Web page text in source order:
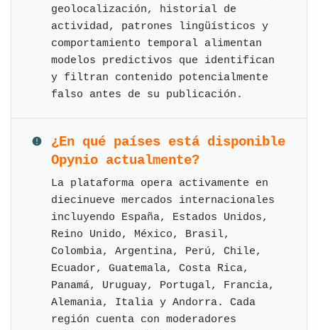
geolocalización, historial de
actividad, patrones lingüísticos y
comportamiento temporal alimentan
modelos predictivos que identifican
y filtran contenido potencialmente
falso antes de su publicación.
¿En qué países está disponible
Opynio actualmente?
La plataforma opera activamente en
diecinueve mercados internacionales
incluyendo España, Estados Unidos,
Reino Unido, México, Brasil,
Colombia, Argentina, Perú, Chile,
Ecuador, Guatemala, Costa Rica,
Panamá, Uruguay, Portugal, Francia,
Alemania, Italia y Andorra. Cada
región cuenta con moderadores